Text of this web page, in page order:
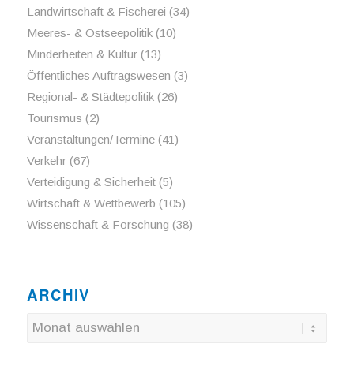
Landwirtschaft & Fischerei (34)
Meeres- & Ostseepolitik(10)
Minderheiten & Kultur(13)
Öffentliches Auftragswesen (3)
Regional- & Städtepolitik(26)
Tourismus (2)
Veranstaltungen/Termine(41)
Verkehr(67)
Verteidigung & Sicherheit(5)
Wirtschaft & Wettbewerb (105)
Wissenschaft & Forschung (38)
ARCHIV